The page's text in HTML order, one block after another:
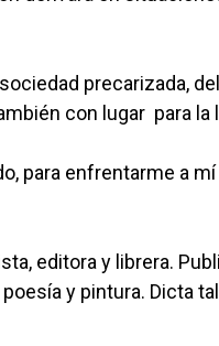
precarizada,
con lugar para la
para enfrentarme a
editora y librera.
y pintura. Dicta